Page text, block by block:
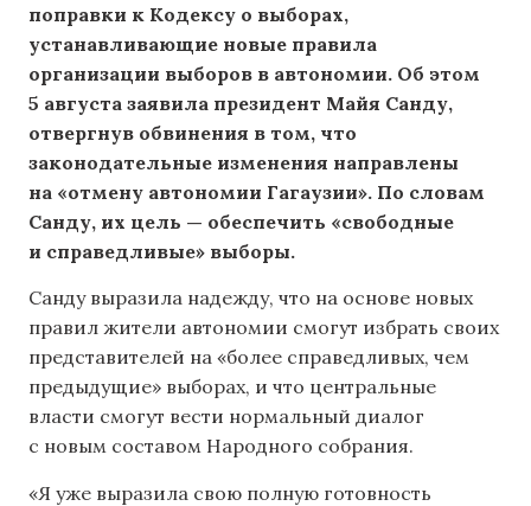
поправки к Кодексу о выборах,
устанавливающие новые правила
организации выборов в автономии. Об этом
5 августа заявила президент Майя Санду,
отвергнув обвинения в том, что
законодательные изменения направлены
на «отмену автономии Гагаузии». По словам
Санду, их цель — обеспечить «свободные
и справедливые» выборы.
Санду выразила надежду, что на основе новых
правил жители автономии смогут избрать своих
представителей на «более справедливых, чем
предыдущие» выборах, и что центральные
власти смогут вести нормальный диалог
с новым составом Народного собрания.
«Я уже выразила свою полную готовность